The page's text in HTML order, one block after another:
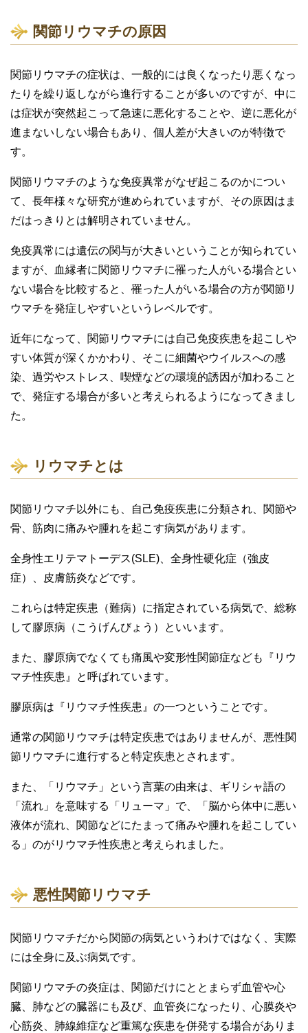
関節リウマチの原因
関節リウマチの症状は、一般的には良くなったり悪くなっ
たりを繰り返しながら進行することが多いのですが、中に
は症状が突然起こって急速に悪化することや、逆に悪化が
進まないしない場合もあり、個人差が大きいのが特徴で
す。
関節リウマチのような免疫異常がなぜ起こるのかについ
て、長年様々な研究が進められていますが、その原因はま
だはっきりとは解明されていません。
免疫異常には遺伝の関与が大きいということが知られてい
ますが、血縁者に関節リウマチに罹った人がいる場合とい
ない場合を比較すると、罹った人がいる場合の方が関節リ
ウマチを発症しやすいというレベルです。
近年になって、関節リウマチには自己免疫疾患を起こしや
すい体質が深くかかわり、そこに細菌やウイルスへの感
染、過労やストレス、喫煙などの環境的誘因が加わること
で、発症する場合が多いと考えられるようになってきまし
た。
リウマチとは
関節リウマチ以外にも、自己免疫疾患に分類され、関節や
骨、筋肉に痛みや腫れを起こす病気があります。
全身性エリテマトーデス(SLE)、全身性硬化症（強皮
症）、皮膚筋炎などです。
これらは特定疾患（難病）に指定されている病気で、総称
して膠原病（こうげんびょう）といいます。
また、膠原病でなくても痛風や変形性関節症なども『リウ
マチ性疾患』と呼ばれています。
膠原病は『リウマチ性疾患』の一つということです。
通常の関節リウマチは特定疾患ではありませんが、悪性関
節リウマチに進行すると特定疾患とされます。
また、「リウマチ」という言葉の由来は、ギリシャ語の
「流れ」を意味する「リューマ」で、「脳から体中に悪い
液体が流れ、関節などにたまって痛みや腫れを起こしてい
る」のがリウマチ性疾患と考えられました。
悪性関節リウマチ
関節リウマチだから関節の病気というわけではなく、実際
には全身に及ぶ病気です。
関節リウマチの炎症は、関節だけにととまらず血管や心
臓、肺などの臓器にも及び、血管炎になったり、心膜炎や
心筋炎、肺線維症など重篤な疾患を併発する場合がありま